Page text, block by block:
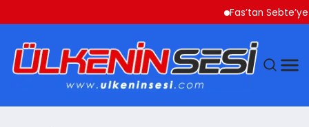
Fas’tan Sebte’ye